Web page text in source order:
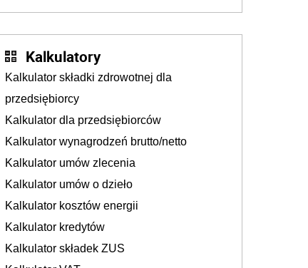
Kalkulatory
Kalkulator składki zdrowotnej dla
przedsiębiorcy
Kalkulator dla przedsiębiorców
Kalkulator wynagrodzeń brutto/netto
Kalkulator umów zlecenia
Kalkulator umów o dzieło
Kalkulator kosztów energii
Kalkulator kredytów
Kalkulator składek ZUS